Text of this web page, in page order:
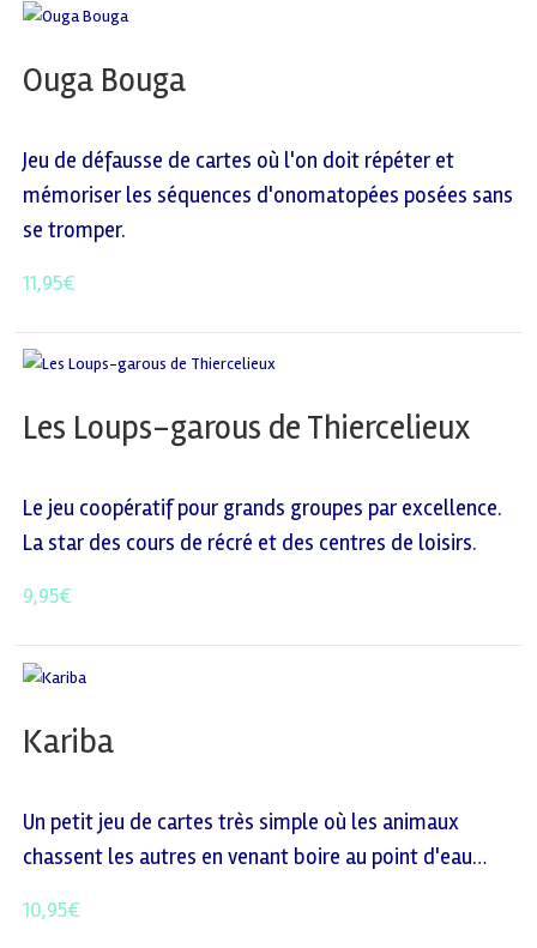
Ouga Bouga
Jeu de défausse de cartes où l'on doit répéter et
mémoriser les séquences d'onomatopées posées sans
se tromper.
11,95€
Les Loups-garous de Thiercelieux
Le jeu coopératif pour grands groupes par excellence.
La star des cours de récré et des centres de loisirs.
9,95€
Kariba
Un petit jeu de cartes très simple où les animaux
chassent les autres en venant boire au point d'eau…
10,95€